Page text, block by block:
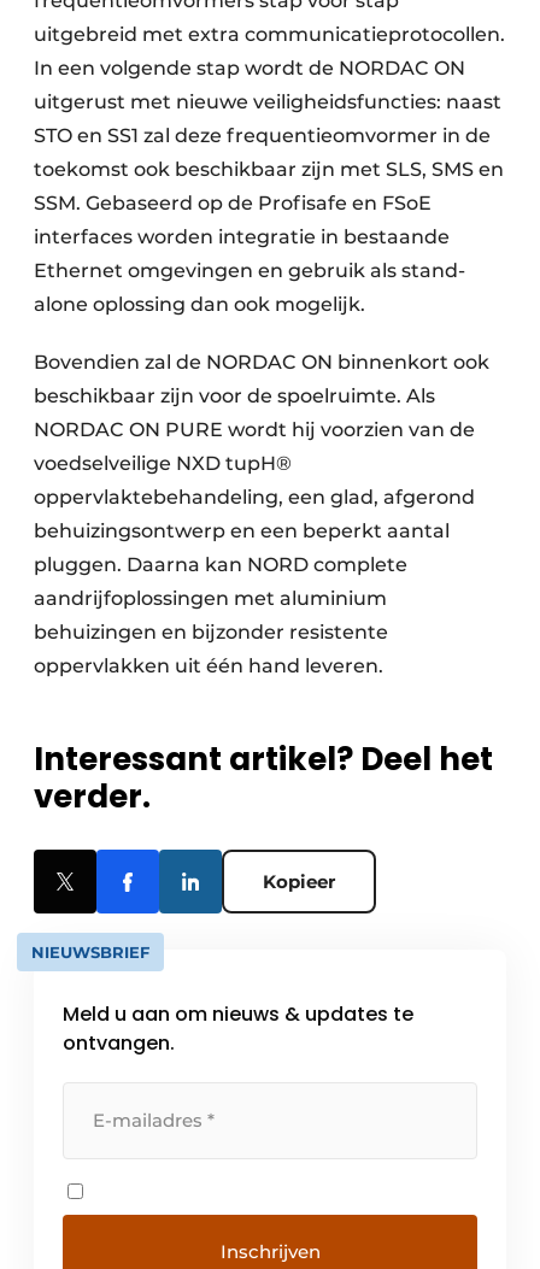
uitgebreid met extra communicatieprotocollen.
In een volgende stap wordt de NORDAC ON
uitgerust met nieuwe veiligheidsfuncties: naast
STO en SS1 zal deze frequentieomvormer in de
toekomst ook beschikbaar zijn met SLS, SMS en
SSM. Gebaseerd op de Profisafe en FSoE
interfaces worden integratie in bestaande
Ethernet omgevingen en gebruik als stand-
alone oplossing dan ook mogelijk.
Bovendien zal de NORDAC ON binnenkort ook
beschikbaar zijn voor de spoelruimte. Als
NORDAC ON PURE wordt hij voorzien van de
voedselveilige NXD tupH®
oppervlaktebehandeling, een glad, afgerond
behuizingsontwerp en een beperkt aantal
pluggen. Daarna kan NORD complete
aandrijfoplossingen met aluminium
behuizingen en bijzonder resistente
oppervlakken uit één hand leveren.
Interessant artikel? Deel het
verder.
Kopieer
NIEUWSBRIEF
Meld u aan om nieuws & updates te
ontvangen.